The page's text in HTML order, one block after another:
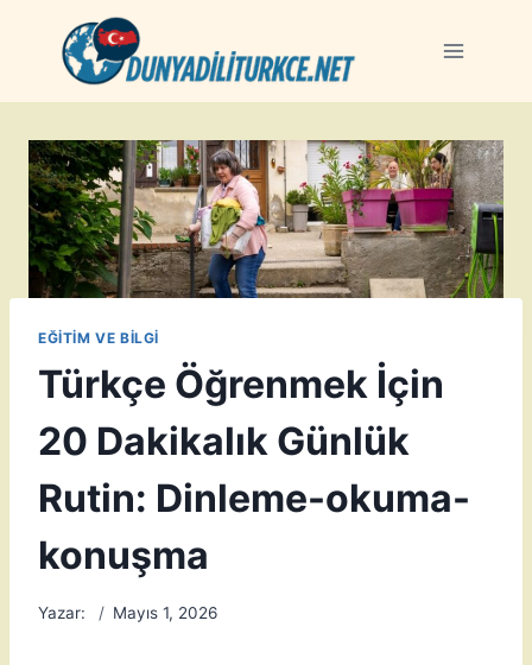
content
EĞITIM VE BILGI
Türkçe Öğrenmek İçin
20 Dakikalık Günlük
Rutin: Dinleme-okuma-
konuşma
Yazar: Mayıs 1, 2026